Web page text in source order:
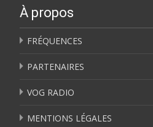
À propos
FRÉQUENCES
PARTENAIRES
VOG RADIO
MENTIONS LÉGALES